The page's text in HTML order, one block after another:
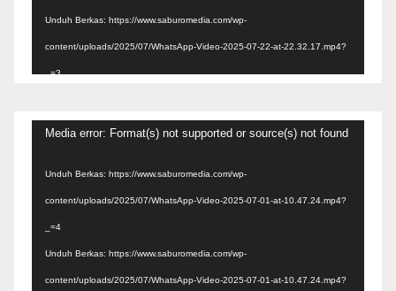
Unduh Berkas: https://www.saburomedia.com/wp-
content/uploads/2025/07/WhatsApp-Video-2025-07-22-at-22.32.17.mp4?
_=3
Pemutar
Media error: Format(s) not supported or source(s) not found
Unduh Berkas: https://www.saburomedia.com/wp-
content/uploads/2025/07/WhatsApp-Video-2025-07-01-at-10.47.24.mp4?
_=4
Unduh Berkas: https://www.saburomedia.com/wp-
content/uploads/2025/07/WhatsApp-Video-2025-07-01-at-10.47.24.mp4?